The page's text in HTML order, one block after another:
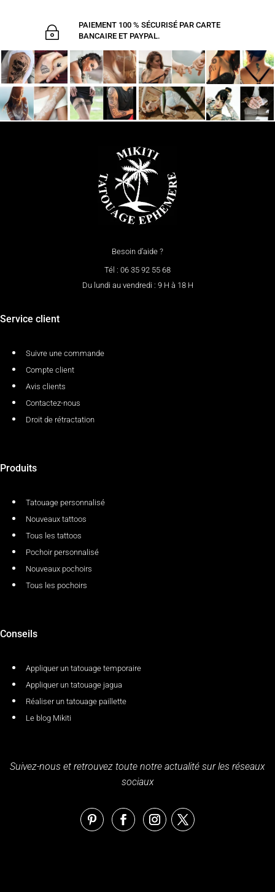
~
PAIEMENT 100 % SÉCURISÉ PAR CARTE
BANCAIRE ET PAYPAL.
Besoin d’aide ?
Tél : 06 35 92 55 68
Du lundi au vendredi : 9 H à 18 H
Service client
Suivre une commande
Compte client
Avis clients
Contactez-nous
Droit de rétractation
Produits
Tatouage personnalisé
Nouveaux tattoos
Tous les tattoos
Pochoir personnalisé
Nouveaux pochoirs
Tous les pochoirs
Conseils
Appliquer un tatouage temporaire
Appliquer un tatouage jagua
Réaliser un tatouage paillette
Le blog Mikiti
Suivez-nous et retrouvez toute notre actualité sur les réseaux
sociaux